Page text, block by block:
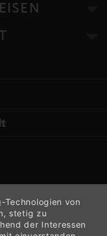
Technologien von
stetig zu
der Interessen